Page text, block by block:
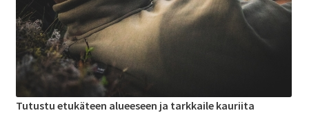
Tutustu etukäteen alueeseen ja tarkkaile kauriita